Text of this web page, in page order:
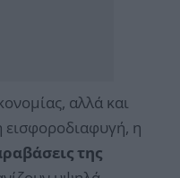
αλλά και
εισφοροδιαφυγή, η
της